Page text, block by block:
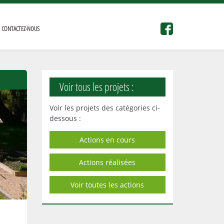
CONTACTEZ-NOUS
Voir tous les projets :
Voir les projets des catégories ci-
dessous :
Actions en cours
Actions réalisées
Voir toutes les actions